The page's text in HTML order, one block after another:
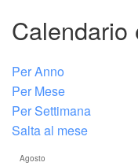
Calendario
Per Anno
Per Mese
Per Settimana
Salta al mese